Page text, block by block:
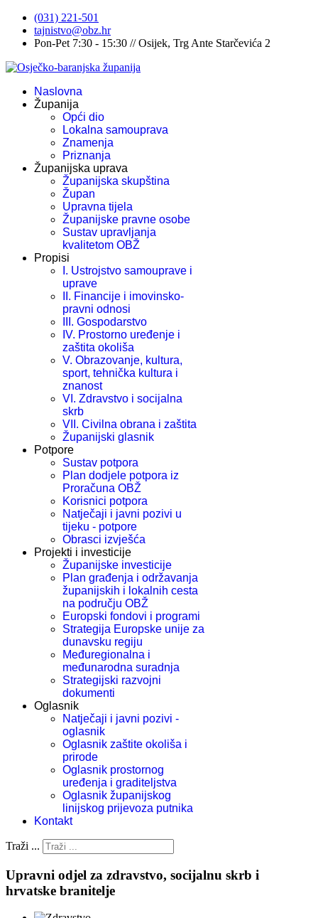
(031) 221-501
tajnistvo@obz.hr
Pon-Pet 7:30 - 15:30 // Osijek, Trg Ante Starčevića 2
Naslovna
Županija
Opći dio
Lokalna samouprava
Znamenja
Priznanja
Županijska uprava
Županijska skupština
Župan
Upravna tijela
Županijske pravne osobe
Sustav upravljanja
kvalitetom OBŽ
Propisi
I. Ustrojstvo samouprave i
uprave
II. Financije i imovinsko-
pravni odnosi
III. Gospodarstvo
IV. Prostorno uređenje i
zaštita okoliša
V. Obrazovanje, kultura,
sport, tehnička kultura i
znanost
VI. Zdravstvo i socijalna
skrb
VII. Civilna obrana i zaštita
Županijski glasnik
Potpore
Sustav potpora
Plan dodjele potpora iz
Proračuna OBŽ
Korisnici potpora
Natječaji i javni pozivi u
tijeku - potpore
Obrasci izvješća
Projekti i investicije
Županijske investicije
Plan građenja i održavanja
županijskih i lokalnih cesta
na području OBŽ
Europski fondovi i programi
Strategija Europske unije za
dunavsku regiju
Međuregionalna i
međunarodna suradnja
Strategijski razvojni
dokumenti
Oglasnik
Natječaji i javni pozivi -
oglasnik
Oglasnik zaštite okoliša i
prirode
Oglasnik prostornog
uređenja i graditeljstva
Oglasnik županijskog
linijskog prijevoza putnika
Kontakt
Traži ...
Upravni odjel za zdravstvo, socijalnu skrb i
hrvatske branitelje